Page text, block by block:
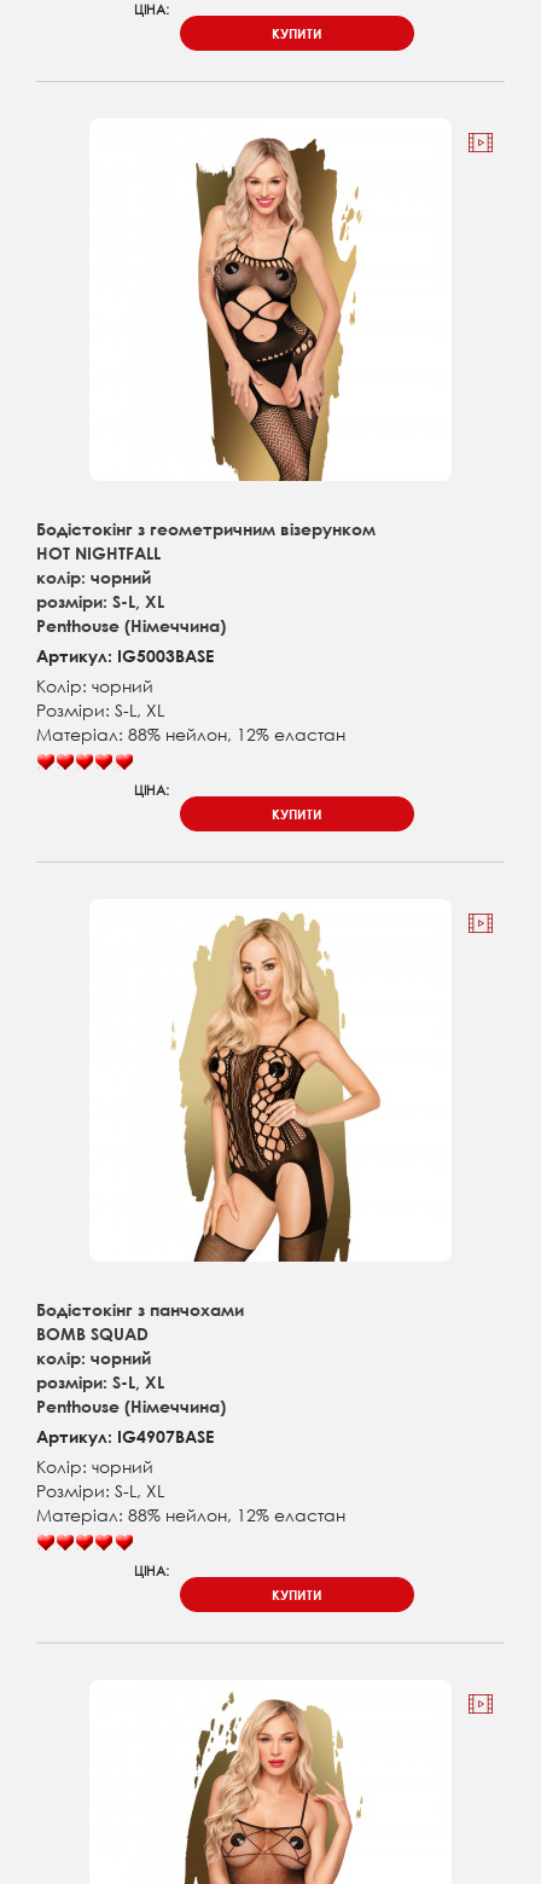
ЦІНА:
КУПИТИ
Бодістокінг з геометричним візерунком
HOT NIGHTFALL
колір: чорний
розміри: S-L, XL
Penthouse (Німеччина)
Артикул: IG5003BASE
Колір: чорний
Розміри: S-L, XL
Матеріал: 88% нейлон, 12% еластан
ЦІНА:
КУПИТИ
Бодістокінг з панчохами
BOMB SQUAD
колір: чорний
розміри: S-L, XL
Penthouse (Німеччина)
Артикул: IG4907BASE
Колір: чорний
Розміри: S-L, XL
Матеріал: 88% нейлон, 12% еластан
ЦІНА:
КУПИТИ